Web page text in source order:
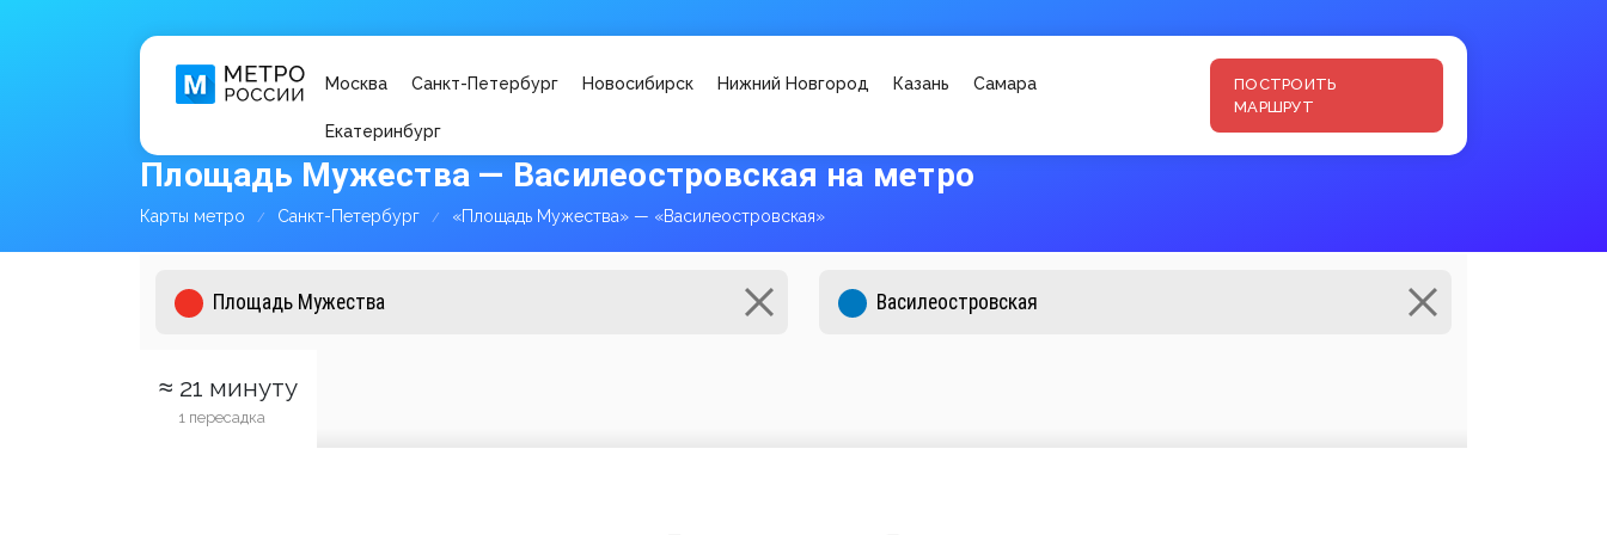
Москва Санкт-Петербург Новосибирск Нижний Новгород Казань Самара
Екатеринбург
ПОСТРОИТЬ
МАРШРУТ
Площадь Мужества — Василеостровская на метро
Карты метро Санкт-Петербург «Площадь Мужества» — «Василеостровская»
≈ 21 минуту
1 пересадка